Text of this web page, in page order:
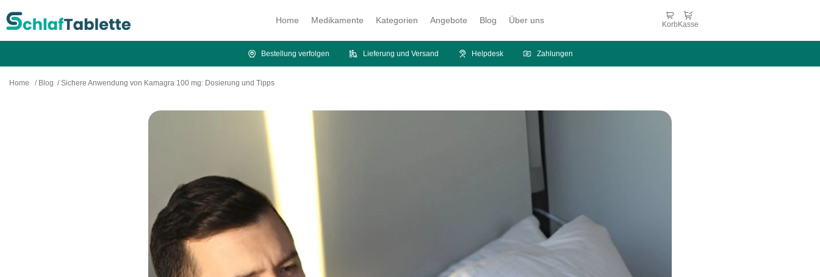
Home Medikamente Kategorien Angebote Blog Über uns Korb Kasse
Bestellung verfolgen Lieferung und Versand Helpdesk Zahlungen
Home / Blog /Sichere Anwendung von Kamagra 100 mg: Dosierung und Tipps